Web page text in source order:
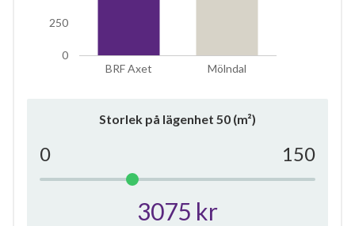
BRF Axet Mölndal
0
250
Storlek på lägenhet 50 (m²)
0 150
3075 kr